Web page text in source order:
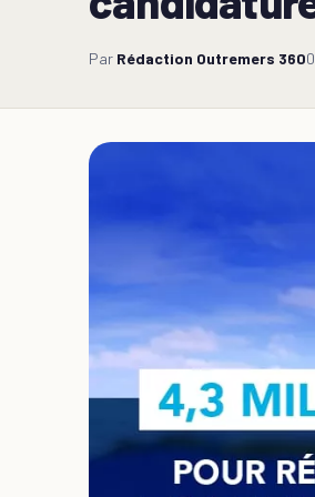
Par Rédaction Outremers 360